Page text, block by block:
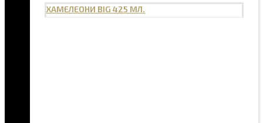
ХАМЕЛЕОНИ BIG 425 МЛ.